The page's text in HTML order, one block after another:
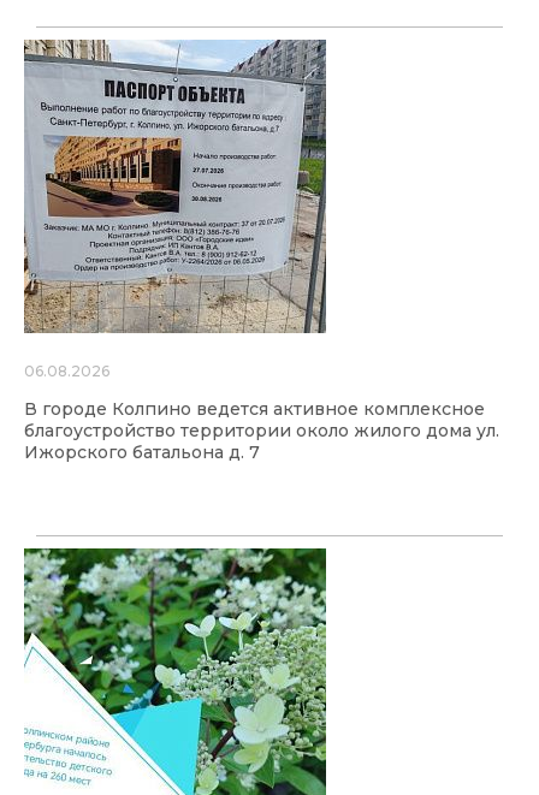
06.08.2026
В городе Колпино ведется активное комплексное
благоустройство территории около жилого дома ул.
Ижорского батальона д. 7